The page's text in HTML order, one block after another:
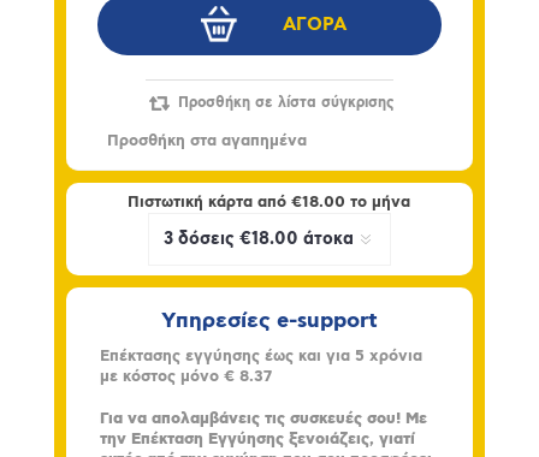
Πιστωτική κάρτα από€18.00 το μήνα
Υπηρεσίες e-support
Επέκτασης εγγύησης έως και για 5 χρόνια
με κόστος μόνο € 8.37
Για να απολαμβάνεις τις συσκευές σου! Με
την Επέκταση Εγγύησης ξενοιάζεις, γιατί